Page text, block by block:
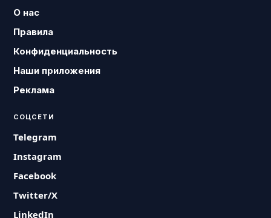
О нас
Правила
Конфиденциальность
Наши приложения
Реклама
СОЦСЕТИ
Telegram
Instagram
Facebook
Twitter/X
LinkedIn